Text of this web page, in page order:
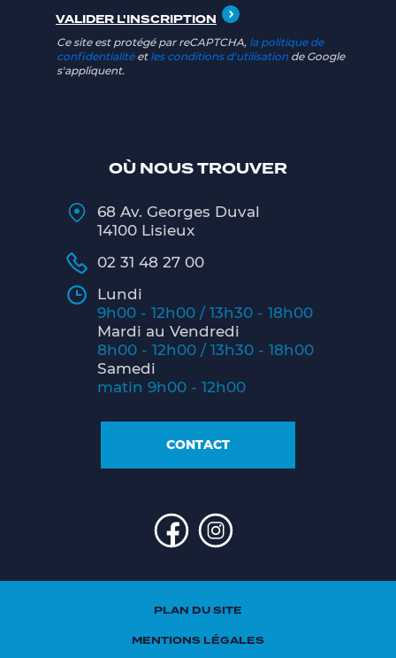
OÙ NOUS TROUVER
68 Av. Georges Duval
14100 Lisieux
02 31 48 27 00
Lundi
9h00 - 12h00 / 13h30 - 18h00
Mardi au Vendredi
8h00 - 12h00 / 13h30 - 18h00
Samedi
matin 9h00 - 12h00
CONTACT
Ce site est protégé par reCAPTCHA, la politique de
confidentialitéet les conditions d'utilisation de Google
s'appliquent.
PLAN DU SITE
MENTIONS LÉGALES